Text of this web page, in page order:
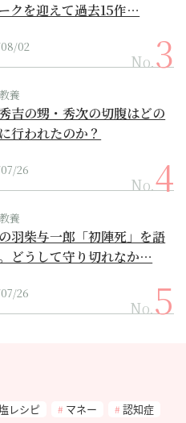
クを迎えて過去15作…
02
No.
養
吉の甥・秀次の切腹はどの
行われたのか？
26
No.
養
羽柴与一郎「初陣死」を語
どうして守り切れなか…
26
No.
レシピ マネー
認知症